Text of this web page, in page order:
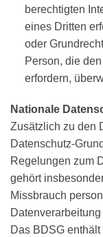
berechtigten
eines Dritten
oder
Person, die
erfordern,
Nationale
Zusätzlich zu den
Datenschutz-
Regelungen zum
gehört
Missbrauch
Das BDSG